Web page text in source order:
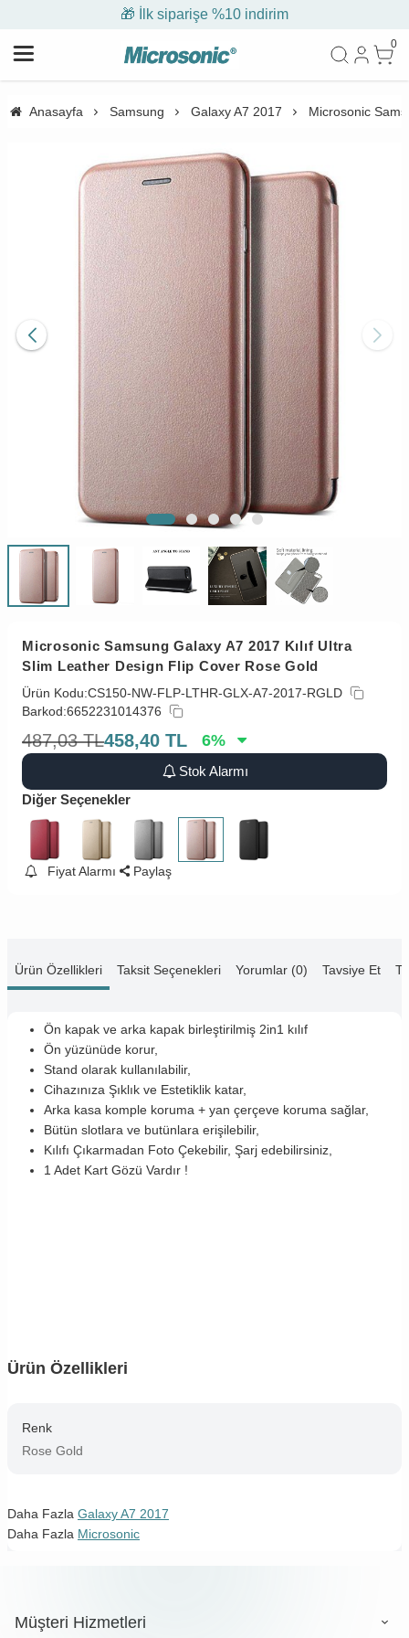
🎁 İlk siparişe %10 indirim
0
Anasayfa Samsung Galaxy A7 2017 Microsonic
Microsonic Samsung Galaxy A7 2017 Kılıf Ultra
Slim Leather Design Flip Cover Rose Gold
Ürün Kodu:CS150-NW-FLP-LTHR-GLX-A7-2017-RGLD
Barkod:6652231014376
487,03 TL458,40 TL 6%
Stok Alarmı
Diğer Seçenekler
Fiyat Alarmı Paylaş
Ürün Özellikleri Taksit Seçenekleri Yorumlar (0) Tavsiye Et
Ön kapak ve arka kapak birleştirilmiş 2in1 kılıf
Ön yüzünüde korur,
Stand olarak kullanılabilir,
Cihazınıza Şıklık ve Estetiklik katar,
Arka kasa komple koruma + yan çerçeve koruma sağlar,
Bütün slotlara ve butünlara erişilebilir,
Kılıfı Çıkarmadan Foto Çekebilir, Şarj edebilirsiniz,
1 Adet Kart Gözü Vardır !
Ürün Özellikleri
Renk
Rose Gold
Daha Fazla Galaxy A7 2017
Daha Fazla Microsonic
Müşteri Hizmetleri